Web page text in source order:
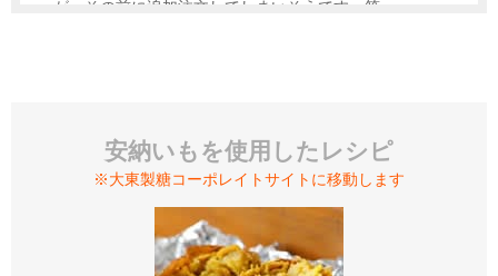
が、その前に追加注文してしまいそうです。笑
りがとうございます。またご満足いただける味であ
ったこと、とてもうれしく存じます。種子島の生産
者の方にもお伝えさせていただきます。今後とも何
卒よろしくお願い申し上げます（2023/12/23
安納いもを使用したレシピ
※大東製糖コーポレイトサイトに移動します